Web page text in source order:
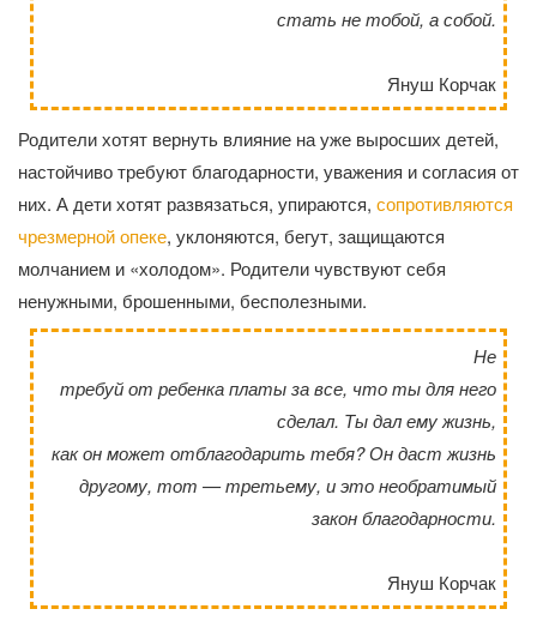
стать не тобой, а собой.
Януш Корчак
Родители хотят вернуть влияние на уже выросших детей,
настойчиво требуют благодарности, уважения и согласия от
них. А дети хотят развязаться, упираются, сопротивляются
чрезмерной опеке, уклоняются, бегут, защищаются
молчанием и «холодом». Родители чувствуют себя
ненужными, брошенными, бесполезными.
Не
требуй от ребенка платы за все, что ты для него
сделал. Ты дал ему жизнь,
как он может отблагодарить тебя? Он даст жизнь
другому, тот — третьему, и это необратимый
закон благодарности.
Януш Корчак